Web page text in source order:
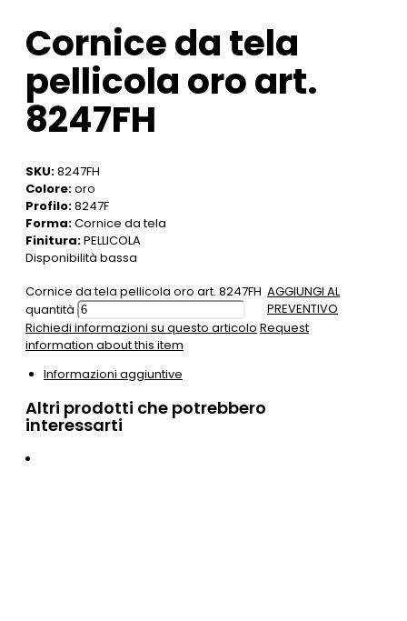
Cornice da tela
pellicola oro art.
8247FH
SKU:8247FH
Colore:oro
Profilo:8247F
Forma:Cornice da tela
Finitura:PELLICOLA
Disponibilità bassa
Cornice da tela pellicola oro art. 8247FH
quantità
AGGIUNGI AL
PREVENTIVO
Richiedi informazioni su questo articolo Request
information about this item
Informazioni aggiuntive
Altri prodotti che potrebbero
interessarti